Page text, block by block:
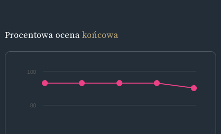
Procentowa ocenakońcowa
80
100